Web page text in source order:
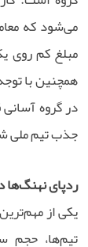
می‌شود که
مبلغ کم روی
در گروه
جذب تیم ملی
ردپای نهنگ‌ها
یکی از
تیم‌ها، حجم